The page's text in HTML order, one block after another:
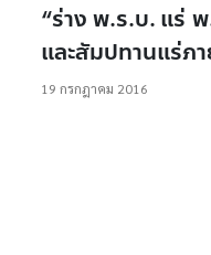
“ร่าง พ.ร.บ. แร่
และสัมปทานแร่ภ
19 กรกฎาคม 2016